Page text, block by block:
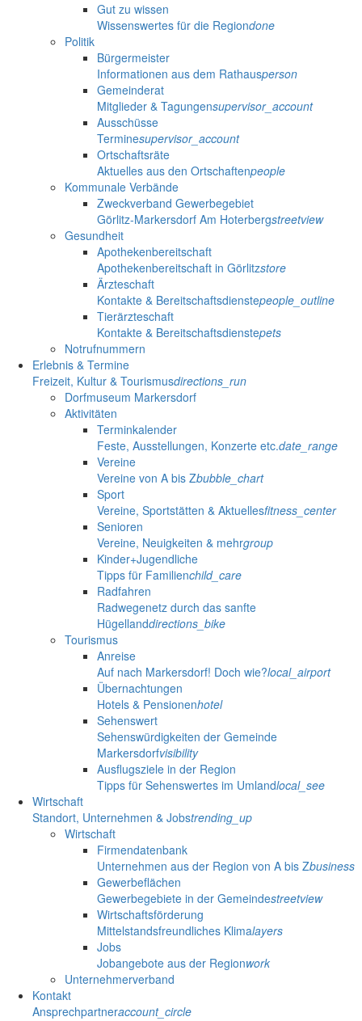
Gut zu wissen
Wissenswertes für die Regiondone
Politik
Bürgermeister
Informationen aus dem Rathausperson
Gemeinderat
Mitglieder & Tagungensupervisor_account
Ausschüsse
Terminesupervisor_account
Ortschaftsräte
Aktuelles aus den Ortschaftenpeople
Kommunale Verbände
Zweckverband Gewerbegebiet
Görlitz-Markersdorf Am Hoterbergstreetview
Gesundheit
Apothekenbereitschaft
Apothekenbereitschaft in Görlitzstore
Ärzteschaft
Kontakte & Bereitschaftsdienstepeople_outline
Tierärzteschaft
Kontakte & Bereitschaftsdienstepets
Notrufnummern
Erlebnis & Termine
Freizeit, Kultur & Tourismusdirections_run
Dorfmuseum Markersdorf
Aktivitäten
Terminkalender
Feste, Ausstellungen, Konzerte etc.date_range
Vereine
Vereine von A bis Zbubble_chart
Sport
Vereine, Sportstätten & Aktuellesfitness_center
Senioren
Vereine, Neuigkeiten & mehrgroup
Kinder+Jugendliche
Tipps für Familienchild_care
Radfahren
Radwegenetz durch das sanfte
Hügellanddirections_bike
Tourismus
Anreise
Auf nach Markersdorf! Doch wie?local_airport
Übernachtungen
Hotels & Pensionenhotel
Sehenswert
Sehenswürdigkeiten der Gemeinde
Markersdorfvisibility
Ausflugsziele in der Region
Tipps für Sehenswertes im Umlandlocal_see
Wirtschaft
Standort, Unternehmen & Jobstrending_up
Wirtschaft
Firmendatenbank
Unternehmen aus der Region von A bis Zbusiness
Gewerbeflächen
Gewerbegebiete in der Gemeindestreetview
Wirtschaftsförderung
Mittelstandsfreundliches Klimalayers
Jobs
Jobangebote aus der Regionwork
Unternehmerverband
Kontakt
Ansprechpartneraccount_circle